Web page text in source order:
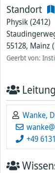
Standort
Physik (2412)
55128, Mainz
Geerbt von:
Leitung
Wanke,
+49